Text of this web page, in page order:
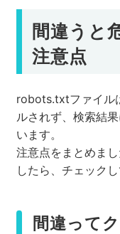
間違うと
注意点
robots.txtファイル
ルされず、検索結
います。
注意点をまとめま
したら、チェックし
間違って